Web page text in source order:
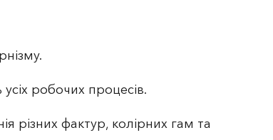
робочих процесів.
різних фактур, колірних гам та